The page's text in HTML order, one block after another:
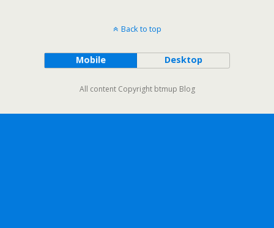
Back to top
Mobile Desktop
All content Copyright btmup Blog